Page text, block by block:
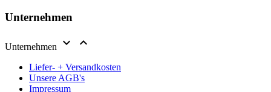
Unternehmen
Unternehmen  
Liefer- + Versandkosten
Unsere AGB's
Impressum